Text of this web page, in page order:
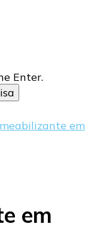
Enter.
em
em